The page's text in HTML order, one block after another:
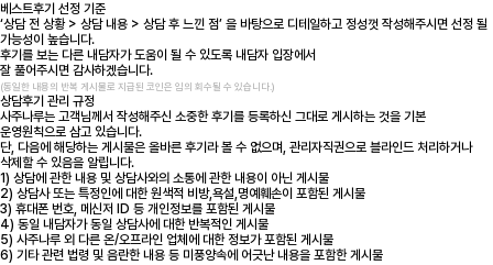
베스트후기 선정 기준
‘상담 전 상황 > 상담 내용 > 상담 후 느낀 점’ 을 바탕으로 디테일하고 정성껏 작성해주시면 선정 될
가능성이 높습니다.
후기를 보는 다른 내담자가 도움이 될 수 있도록 내담자 입장에서
잘 풀어주시면 감사하겠습니다.
(동일한 내용의 반복 게시물로 지급된 코인은 임의 회수될 수 있습니다.)
상담후기 관리 규정
사주나루는 고객님께서 작성해주신 소중한 후기를 등록하신 그대로 게시하는 것을 기본
운영원칙으로 삼고 있습니다.
단, 다음에 해당하는 게시물은 올바른 후기라 볼 수 없으며, 관리자직권으로 블라인드 처리하거나
삭제할 수 있음을 알립니다.
1) 상담에 관한 내용 및 상담사와의 소통에 관한 내용이 아닌 게시물
2) 상담사 또는 특정인에 대한 원색적 비방,욕설,명예훼손이 포함된 게시물
3) 휴대폰 번호, 메신저 ID 등 개인정보를 포함된 게시물
4) 동일 내담자가 동일 상담사에 대한 반복적인 게시물
5) 사주나루 외 다른 온/오프라인 업체에 대한 정보가 포함된 게시물
6) 기타 관련 법령 및 음란한 내용 등 미풍양속에 어긋난 내용을 포함한 게시물